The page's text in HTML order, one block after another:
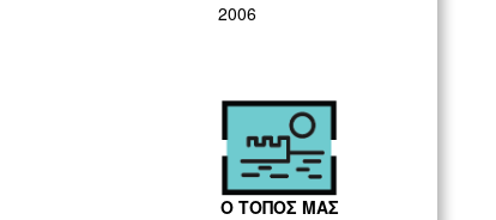
2006
Ο ΤΟΠΟΣ ΜΑΣ